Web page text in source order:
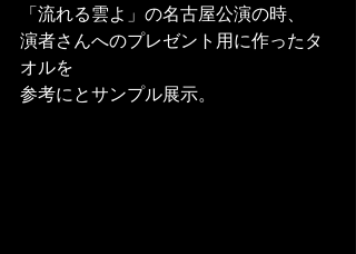
「流れる雲よ」の名古屋公演の時、
演者さんへのプレゼント用に作ったタ
オルを
参考にとサンプル展示。